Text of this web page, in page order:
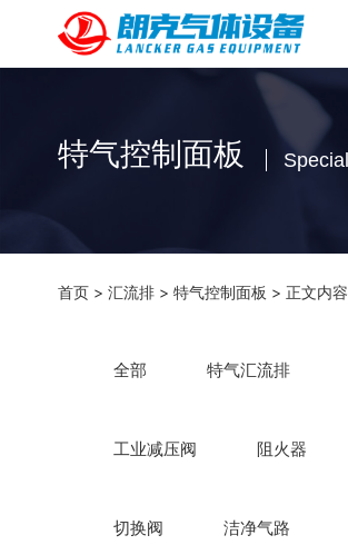
特气控制面板
首页 > 汇流排 > 特气控制面板 > 正文内容
全部 特气汇流排
工业减压阀 阻火器
切换阀 洁净气路